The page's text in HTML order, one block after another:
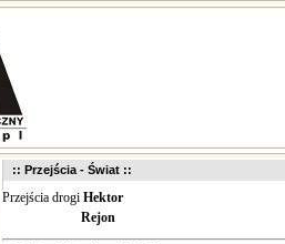
:: Przejścia - Świat ::
Przejścia drogi Hektor
Rejon